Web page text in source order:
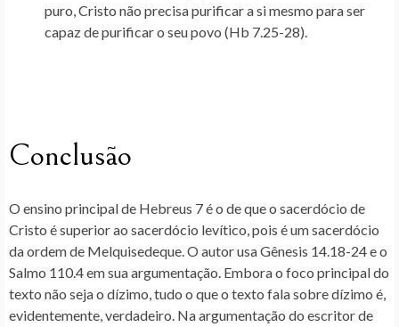
puro, Cristo não precisa purificar a si mesmo para ser
capaz de purificar o seu povo (Hb 7.25-28).
Conclusão
O ensino principal de Hebreus 7 é o de que o sacerdócio de
Cristo é superior ao sacerdócio levítico, pois é um sacerdócio
da ordem de Melquisedeque. O autor usa Gênesis 14.18-24 e o
Salmo 110.4 em sua argumentação. Embora o foco principal do
texto não seja o dízimo, tudo o que o texto fala sobre dízimo é,
evidentemente, verdadeiro. Na argumentação do escritor de